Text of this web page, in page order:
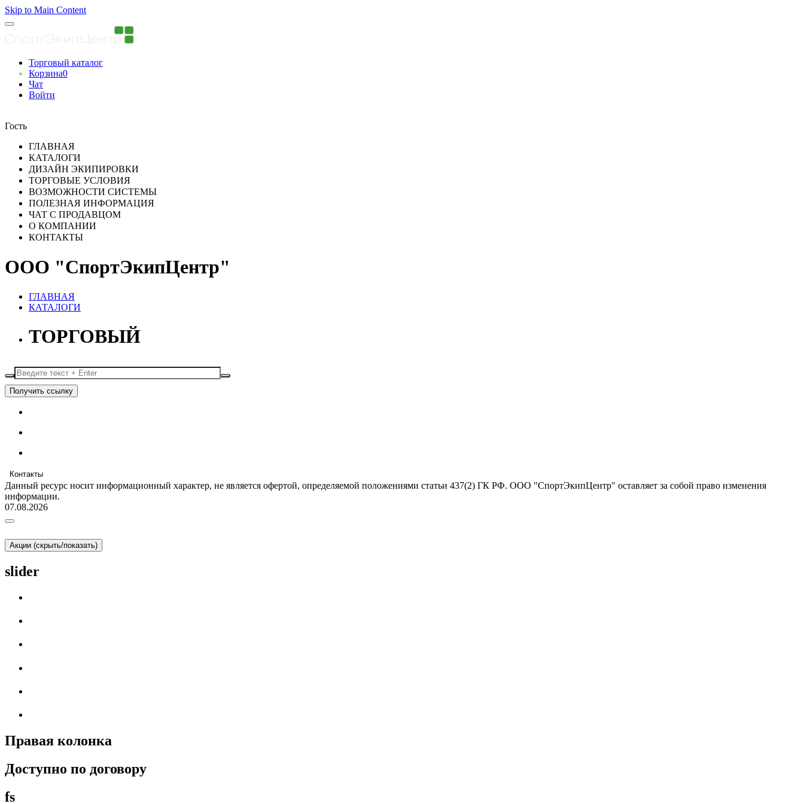
Skip to Main Content
Торговый каталог
Корзина0
Чат
Войти
Гость
ГЛАВНАЯ
КАТАЛОГИ
ДИЗАЙН ЭКИПИРОВКИ
ТОРГОВЫЕ УСЛОВИЯ
ВОЗМОЖНОСТИ СИСТЕМЫ
ПОЛЕЗНАЯ ИНФОРМАЦИЯ
ЧАТ С ПРОДАВЦОМ
О КОМПАНИИ
КОНТАКТЫ
ООО "СпортЭкипЦентр"
ГЛАВНАЯ
КАТАЛОГИ
ТОРГОВЫЙ
Получить ссылку
Контакты
Данный ресурс носит информационный характер, не является офертой, определяемой положениями статьи 437(2) ГК РФ. ООО "СпортЭкипЦентр" оставляет за собой право изменения
информации.
07.08.2026
Акции (скрыть/показать)
slider
Правая колонка
Доступно по договору
fs